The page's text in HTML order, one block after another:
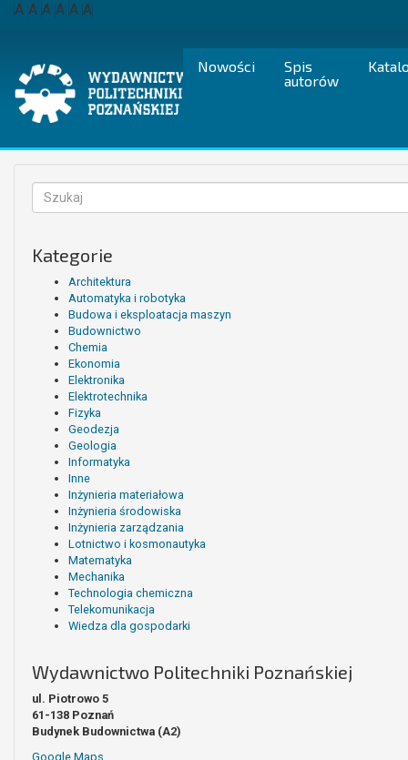
Przejdź
A A A A A A
Nowości
Spis
autorów
Formularz
wyszukiwania
Kategorie
Architektura
Automatyka i robotyka
Budowa i eksploatacja maszyn
Budownictwo
Chemia
Ekonomia
Elektronika
Elektrotechnika
Fizyka
Geodezja
Geologia
Informatyka
Inne
Inżynieria materiałowa
Inżynieria środowiska
Inżynieria zarządzania
Lotnictwo i kosmonautyka
Matematyka
Mechanika
Technologia chemiczna
Telekomunikacja
Wiedza dla gospodarki
Wydawnictwo Politechniki Poznańskiej
ul. Piotrowo 5
61-138 Poznań
Budynek Budownictwa (A2)
Google Maps